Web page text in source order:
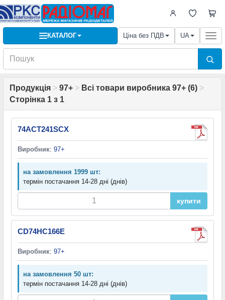
КАТАЛОГ Ціна без ПДВ UA
Продукція > 97+ > Всі товари виробника 97+ (6) >
Сторінка 1 з 1
74ACT241SCX
Виробник: 97+
на замовлення 1999 шт:
термін постачання 14-28 дні (днів)
купити
CD74HC166E
Виробник: 97+
на замовлення 50 шт:
термін постачання 14-28 дні (днів)